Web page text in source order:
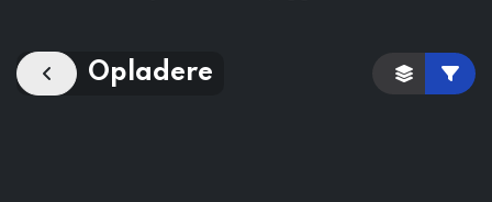
Opladere Kategori